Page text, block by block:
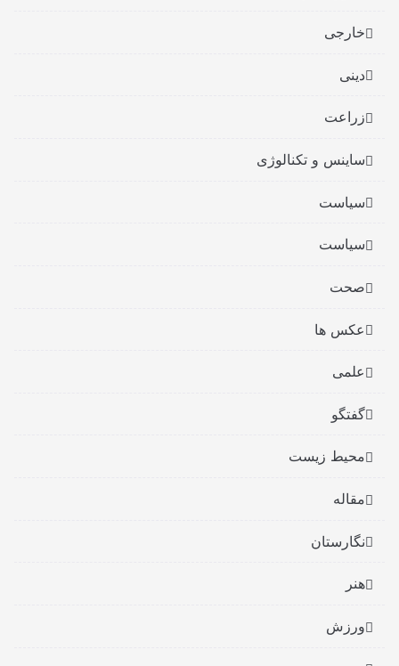
خارجی
دینی
زراعت
ساینس و تکنالوژی
سیاست
سیاست
صحت
عکس ها
علمی
گفتگو
محیط زیست
مقاله
نگارستان
هنر
ورزش